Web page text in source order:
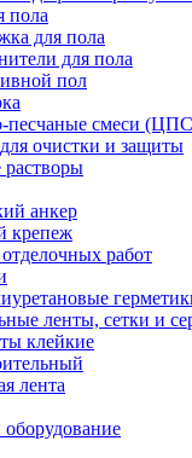
пола
для пола
для пола
пол
песчаные смеси
очистки и защиты
анкер
крепеж
работ
ленты, сетки и
клейкие
лента